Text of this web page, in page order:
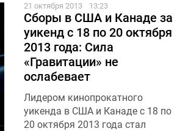
21 октября 2013 13:23
Сборы в США и Канаде за
уикенд с 18 по 20 октября
2013 года: Сила
«Гравитации» не
ослабевает
Лидером кинопрокатного
уикенда в США и Канаде с 18 по
20 октября 2013 года стал